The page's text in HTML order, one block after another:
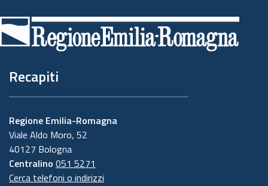
di
pagina
Recapiti
Regione Emilia-Romagna
Viale Aldo Moro, 52
40127 Bologna
Centralino 051 5271
Cerca telefoni o indirizzi